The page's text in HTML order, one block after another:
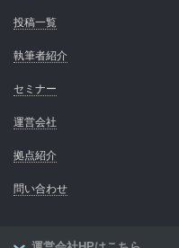
投稿一覧
執筆者紹介
セミナー
運営会社
拠点紹介
問い合わせ